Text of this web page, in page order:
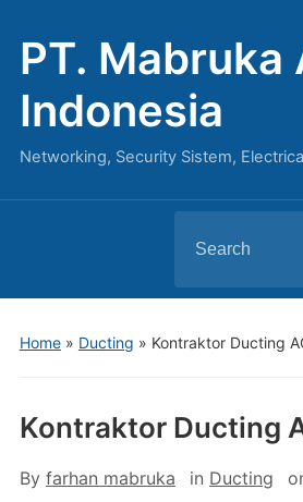
PT. Mabruka
Indonesia
Networking, Security Sistem,
for:
Home» Ducting » Kontraktor Ducting
Kontraktor Ducting
By farhan mabruka in Ducting